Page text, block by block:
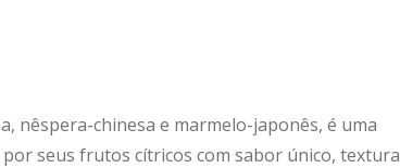
nêspera-chinesa e marmelo-japonês, é uma
seus frutos cítricos com sabor único, textura